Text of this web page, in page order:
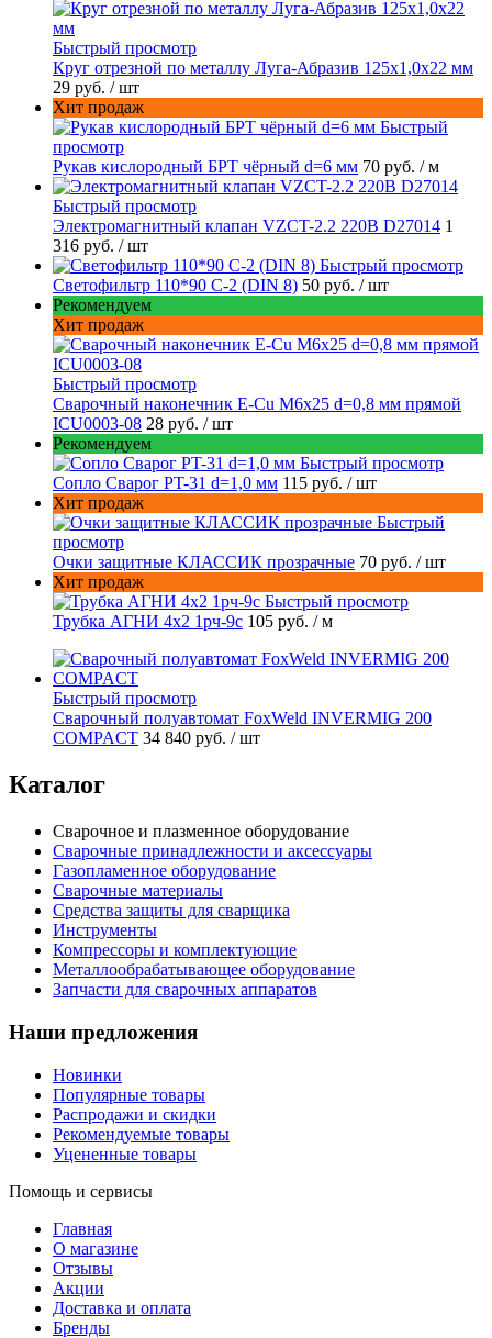
Быстрый просмотр
Круг отрезной по металлу Луга-Абразив 125x1,0x22 мм
29 руб. / шт
Хит продаж
Быстрый
просмотр
Рукав кислородный БРТ чёрный d=6 мм 70 руб. / м
Быстрый просмотр
Электромагнитный клапан VZCT-2.2 220В D27014 1
316 руб. / шт
Быстрый просмотр
Светофильтр 110*90 С-2 (DIN 8) 50 руб. / шт
Рекомендуем
Хит продаж
Быстрый просмотр
Сварочный наконечник E-Cu M6x25 d=0,8 мм прямой
ICU0003-08 28 руб. / шт
Рекомендуем
Быстрый просмотр
Сопло Сварог PT-31 d=1,0 мм 115 руб. / шт
Хит продаж
Быстрый
просмотр
Очки защитные КЛАССИК прозрачные 70 руб. / шт
Хит продаж
Быстрый просмотр
Трубка АГНИ 4х2 1рч-9с 105 руб. / м
Быстрый просмотр
Сварочный полуавтомат FoxWeld INVERMIG 200
COMPACT 34 840 руб. / шт
Каталог
Сварочное и плазменное оборудование
Сварочные принадлежности и аксессуары
Газопламенное оборудование
Сварочные материалы
Средства защиты для сварщика
Инструменты
Компрессоры и комплектующие
Металлообрабатывающее оборудование
Запчасти для сварочных аппаратов
Наши предложения
Новинки
Популярные товары
Распродажи и скидки
Рекомендуемые товары
Уцененные товары
Помощь и сервисы
Главная
О магазине
Отзывы
Акции
Доставка и оплата
Бренды